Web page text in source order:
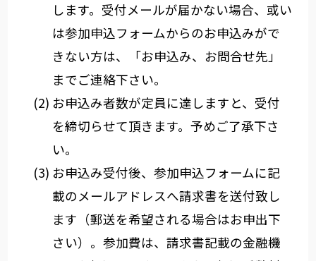
します。受付メールが届かない場合、或い
は参加申込フォームからのお申込みがで
きない方は、「お申込み、お問合せ先」
までご連絡下さい。
お申込み者数が定員に達しますと、受付
を締切らせて頂きます。予めご了承下さ
い。
お申込み受付後、参加申込フォームに記
載のメールアドレスへ請求書を送付致し
ます（郵送を希望される場合はお申出下
さい）。参加費は、請求書記載の金融機